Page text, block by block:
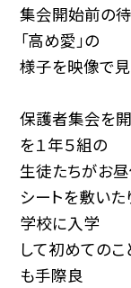
集会開始前の
「高め愛」の
様子を映像で見
保護者集会を
を１年５組の
生徒たちがお昼
シートを敷いた
学校に入学
して初めてのこ
も手際良